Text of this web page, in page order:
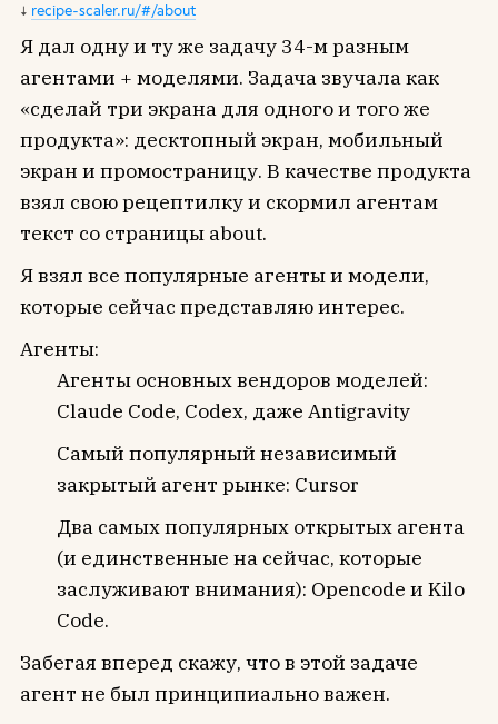
recipe-scaler.ru/#/about
Я дал одну и ту же задачу 34-м разным
агентами + моделями. Задача звучала как
«сделай три экрана для одного и того же
продукта»: десктопный экран, мобильный
экран и промостраницу. В качестве продукта
взял свою рецептилку и скормил агентам
текст со страницы about.
Я взял все популярные агенты и модели,
которые сейчас представляю интерес.
Агенты:
Агенты основных вендоров моделей:
Claude Code, Codex, даже Antigravity
Самый популярный независимый
закрытый агент рынке: Cursor
Два самых популярных открытых агента
(и единственные на сейчас, которые
заслуживают внимания): Opencode и Kilo
Code.
Забегая вперед скажу, что в этой задаче
агент не был принципиально важен.